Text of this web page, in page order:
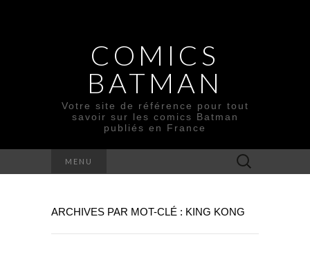
COMICS
BATMAN
Votre site de référence pour tout
savoir sur les comics Batman
publiés en France
MENU Rechercher :
ARCHIVES PAR MOT-CLÉ : KING KONG